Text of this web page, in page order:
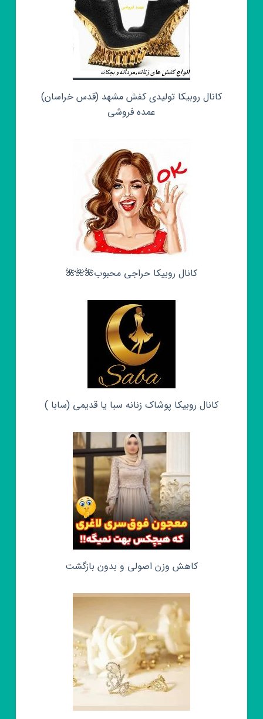
کانال روبیکا تولیدی کفش مشهد (قدس خراسان)
عمده فروشی
کانال روبیکا حراجی محبوب🌺🌺🌺
کانال روبیکا پوشاک زنانه سبا یا قدیمی (سابا )
کاهش وزن اصولی و بدون بازگشت